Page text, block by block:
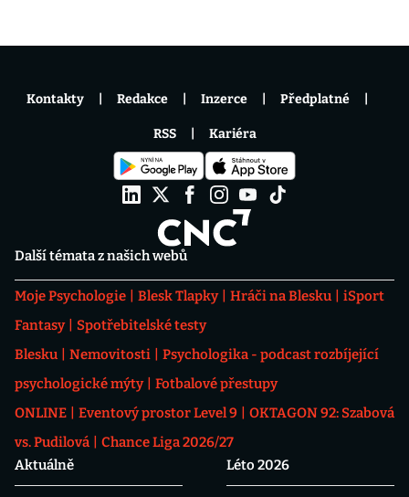
Další témata z našich webů
Moje Psychologie Blesk Tlapky Hráči na Blesku
iSport
Fantasy
Spotřebitelské testy
Blesku
Nemovitosti
Psychologika - podcast rozbíjející
psychologické mýty
Fotbalové přestupy
ONLINE
Eventový prostor Level 9
OKTAGON 92: Szabová
vs. Pudilová
Chance Liga 2026/27
Aktuálně
Léto 2026
Kontakty Redakce Inzerce Předplatné
RSS Kariéra